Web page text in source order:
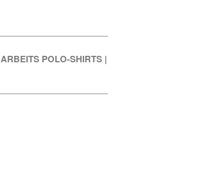
ARBEITS POLO-SHIRTS |